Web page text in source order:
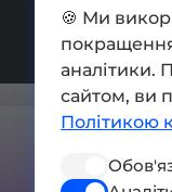
🍪 Ми
аналітики.
сайтом, ви
Політикою